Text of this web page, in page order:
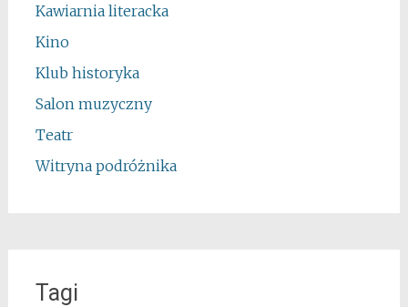
Kawiarnia literacka
Kino
Klub historyka
Salon muzyczny
Teatr
Witryna podróżnika
Tagi